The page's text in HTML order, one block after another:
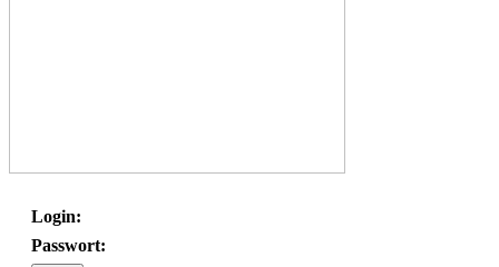
Login:
Passwort: